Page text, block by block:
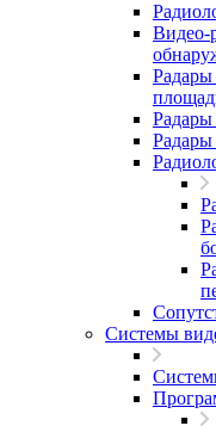
Видео-
Радары
Радары
Системы